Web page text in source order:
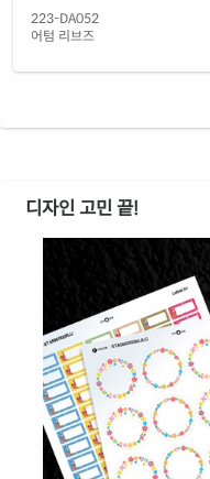
CL223RP-DA063
노란색 방수 레이저
223-DA052
어텀 리브즈
디자인 고민 끝!